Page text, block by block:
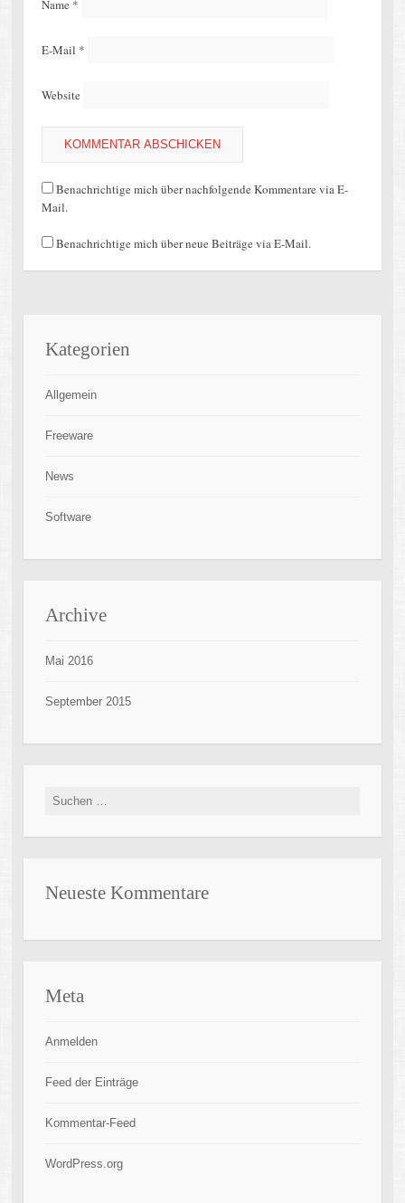
Name *
E-Mail *
Website
Benachrichtige mich über nachfolgende Kommentare via E-
Mail.
Benachrichtige mich über neue Beiträge via E-Mail.
Kategorien
Allgemein
Freeware
News
Software
Archive
Mai 2016
September 2015
Suche
Neueste Kommentare
Meta
Anmelden
Feed der Einträge
Kommentar-Feed
WordPress.org